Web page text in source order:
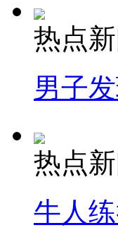
热点
男子
热点
牛人